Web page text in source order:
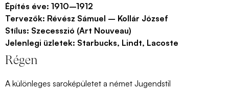
Építés éve: 1910–1912
Tervezők: Révész Sámuel – Kollár József
Stílus: Szecesszió (Art Nouveau)
Jelenlegi üzletek: Starbucks, Lindt, Lacoste
Régen
A különleges saroképületet a német Jugendstil